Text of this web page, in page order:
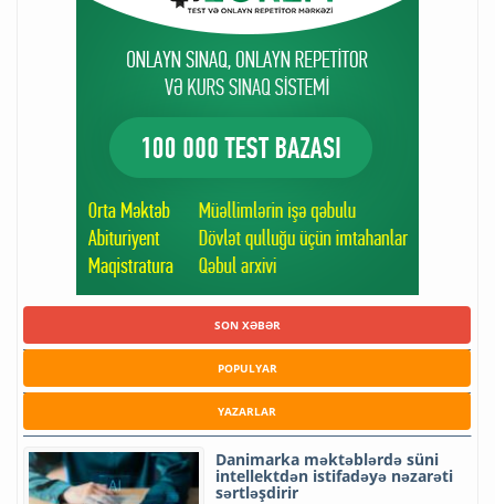
SON XƏBƏR
POPULYAR
YAZARLAR
Danimarka məktəblərdə süni
intellektdən istifadəyə nəzarəti
sərtləşdirir